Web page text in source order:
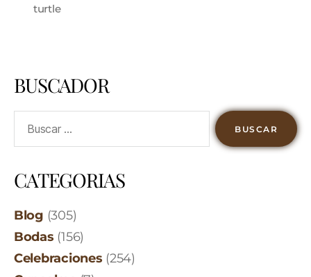
turtle
BUSCADOR
CATEGORIAS
Blog (305)
Bodas (156)
Celebraciones (254)